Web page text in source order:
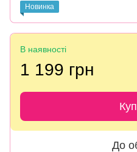
Новинка
В наявності
1 199 грн
До